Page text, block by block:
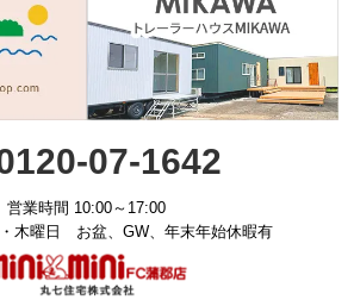
07-1642
営業時間 10:00～17:00
木曜日 お盆、GW、年末年始休暇有